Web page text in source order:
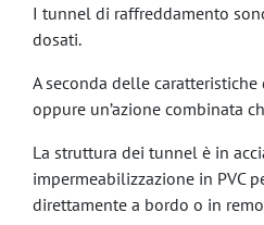
I tunnel di raffreddamento
dosati.
A seconda delle
oppure un’azione combinata
La struttura dei tunnel è in
impermeabilizzazione in PVC
direttamente a bordo o in